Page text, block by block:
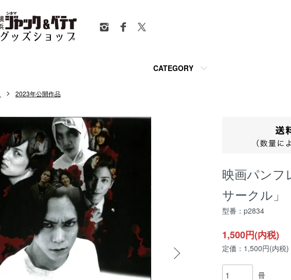
CATEGORY
2023年公開作品
映画パンフ
サークル」
型番：p2834
1,500円(内税)
定価：1,500円(内税)
冊